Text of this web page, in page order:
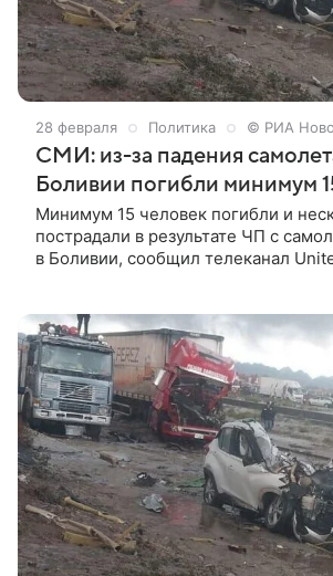
28 февраля Политика © РИА
СМИ: из-за падения
Боливии погибли минимум
Минимум 15 человек погибли и
пострадали в результате ЧП с
в Боливии, сообщил телеканал
поступлении десяти
машинах, с которыми столкнулся